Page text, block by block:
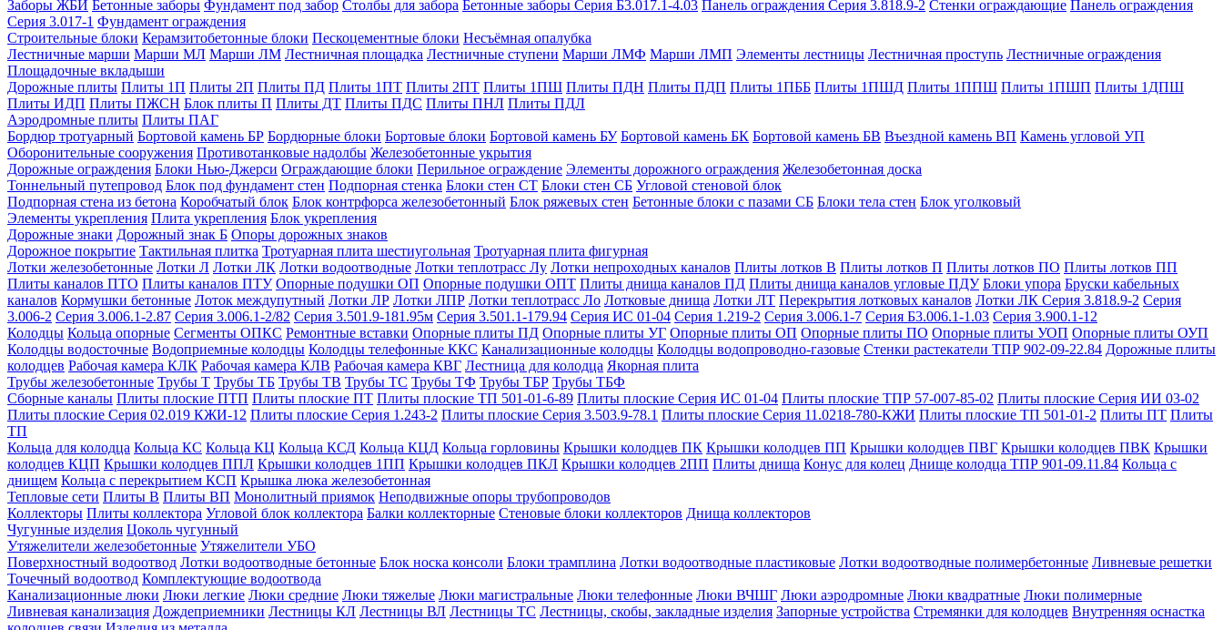
Заборы ЖБИ Бетонные заборы Фундамент под забор Столбы для забора Бетонные заборы Серия Б3.017.1-4.03 Панель ограждения Серия 3.818.9-2 Стенки ограждающие Панель ограждения
Серия 3.017-1 Фундамент ограждения
Строительные блоки Керамзитобетонные блоки Пескоцементные блоки Несъёмная опалубка
Лестничные марши Марши МЛ Марши ЛМ Лестничная площадка Лестничные ступени Марши ЛМФ Марши ЛМП Элементы лестницы Лестничная проступь Лестничные ограждения
Площадочные вкладыши
Дорожные плиты Плиты 1П Плиты 2П Плиты ПД Плиты 1ПТ Плиты 2ПТ Плиты 1ПШ Плиты ПДН Плиты ПДП Плиты 1ПББ Плиты 1ПШД Плиты 1ППШ Плиты 1ПШП Плиты 1ДПШ
Плиты ИДП Плиты ПЖСН Блок плиты П Плиты ДТ Плиты ПДС Плиты ПНЛ Плиты ПДЛ
Аэродромные плиты Плиты ПАГ
Бордюр тротуарный Бортовой камень БР Бордюрные блоки Бортовые блоки Бортовой камень БУ Бортовой камень БК Бортовой камень БВ Въездной камень ВП Камень угловой УП
Оборонительные сооружения Противотанковые надолбы Железобетонные укрытия
Дорожные ограждения Блоки Нью-Джерси Ограждающие блоки Перильное ограждение Элементы дорожного ограждения Железобетонная доска
Тоннельный путепровод Блок под фундамент стен Подпорная стенка Блоки стен СТ Блоки стен СБ Угловой стеновой блок
Подпорная стена из бетона Коробчатый блок Блок контрфорса железобетонный Блок ряжевых стен Бетонные блоки с пазами СБ Блоки тела стен Блок уголковый
Элементы укрепления Плита укрепления Блок укрепления
Дорожные знаки Дорожный знак Б Опоры дорожных знаков
Дорожное покрытие Тактильная плитка Тротуарная плита шестиугольная Тротуарная плита фигурная
Лотки железобетонные Лотки Л Лотки ЛК Лотки водоотводные Лотки теплотрасс Лу Лотки непроходных каналов Плиты лотков В Плиты лотков П Плиты лотков ПО Плиты лотков ПП
Плиты каналов ПТО Плиты каналов ПТУ Опорные подушки ОП Опорные подушки ОПТ Плиты днища каналов ПД Плиты днища каналов угловые ПДУ Блоки упора Бруски кабельных
каналов Кормушки бетонные Лоток междупутный Лотки ЛР Лотки ЛПР Лотки теплотрасс Ло Лотковые днища Лотки ЛТ Перекрытия лотковых каналов Лотки ЛК Серия 3.818.9-2 Серия
3.006-2 Серия 3.006.1-2.87 Серия 3.006.1-2/82 Серия 3.501.9-181.95м Серия 3.501.1-179.94 Серия ИС 01-04 Серия 1.219-2 Серия 3.006.1-7 Серия Б3.006.1-1.03 Серия 3.900.1-12
Колодцы Кольца опорные Сегменты ОПКС Ремонтные вставки Опорные плиты ПД Опорные плиты УГ Опорные плиты ОП Опорные плиты ПО Опорные плиты УОП Опорные плиты ОУП
Колодцы водосточные Водоприемные колодцы Колодцы телефонные ККС Канализационные колодцы Колодцы водопроводно-газовые Стенки растекатели ТПР 902-09-22.84 Дорожные плиты
колодцев Рабочая камера КЛК Рабочая камера КЛВ Рабочая камера КВГ Лестница для колодца Якорная плита
Трубы железобетонные Трубы Т Трубы ТБ Трубы ТВ Трубы ТС Трубы ТФ Трубы ТБР Трубы ТБФ
Сборные каналы Плиты плоские ПТП Плиты плоские ПТ Плиты плоские ТП 501-01-6-89 Плиты плоские Серия ИС 01-04 Плиты плоские ТПР 57-007-85-02 Плиты плоские Серия ИИ 03-02
Плиты плоские Серия 02.019 КЖИ-12 Плиты плоские Серия 1.243-2 Плиты плоские Серия 3.503.9-78.1 Плиты плоские Серия 11.0218-780-КЖИ Плиты плоские ТП 501-01-2 Плиты ПТ Плиты
ТП
Кольца для колодца Кольца КС Кольца КЦ Кольца КСД Кольца КЦД Кольца горловины Крышки колодцев ПК Крышки колодцев ПП Крышки колодцев ПВГ Крышки колодцев ПВК Крышки
колодцев КЦП Крышки колодцев ППЛ Крышки колодцев 1ПП Крышки колодцев ПКЛ Крышки колодцев 2ПП Плиты днища Конус для колец Днище колодца ТПР 901-09.11.84 Кольца с
днищем Кольца с перекрытием КСП Крышка люка железобетонная
Тепловые сети Плиты В Плиты ВП Монолитный приямок Неподвижные опоры трубопроводов
Коллекторы Плиты коллектора Угловой блок коллектора Балки коллекторные Стеновые блоки коллекторов Днища коллекторов
Чугунные изделия Цоколь чугунный
Утяжелители железобетонные Утяжелители УБО
Поверхностный водоотвод Лотки водоотводные бетонные Блок носка консоли Блоки трамплина Лотки водоотводные пластиковые Лотки водоотводные полимербетонные Ливневые решетки
Точечный водоотвод Комплектующие водоотвода
Канализационные люки Люки легкие Люки средние Люки тяжелые Люки магистральные Люки телефонные Люки ВЧШГ Люки аэродромные Люки квадратные Люки полимерные
Ливневая канализация Дождеприемники Лестницы КЛ Лестницы ВЛ Лестницы ТС Лестницы, скобы, закладные изделия Запорные устройства Стремянки для колодцев Внутренняя оснастка